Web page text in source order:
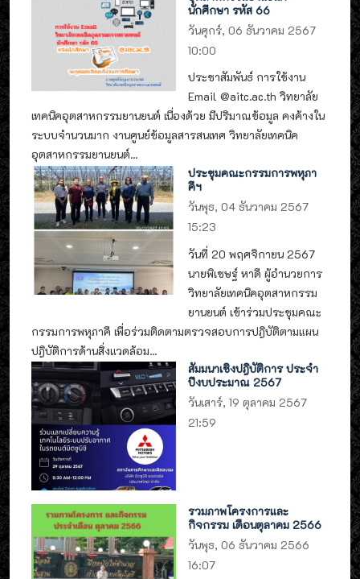
นักศึกษา รหัส 66
วันศุกร์, 06 ธันวาคม 2567
10:00
ประชาสัมพันธ์ การใช้งาน
Email @aitc.ac.th วิทยาลัย
เทคนิคอุตสาหกรรมยานยนต์ เนื่องด้วย มีปริมาณข้อมูล คงค้างใน
ระบบจำนวนมาก งานศูนย์ข้อมูลสารสนเทศ วิทยาลัยเทคนิค
อุตสาหกรรมยานยนต์...
ประชุมคณะกรรมการพหุภา
คีฯ
วันพุธ, 04 ธันวาคม 2567
15:23
วันที่ 20 พฤศจิกายน 2567
นายพิเชษฐ์ หาดี ผู้อำนวยการ
วิทยาลัยเทคนิคอุตสาหกรรม
ยานยนต์ เข้าร่วมประชุมคณะ
กรรมการพหุภาคี เพื่อร่วมติดตามตรวจสอบการปฎิบัติตามแผน
ปฎิบัติการด้านสิ่งแวดล้อม...
สัมมนาเชิงปฎิบัติการ ประจำ
ปีงบประมาณ 2567
วันเสาร์, 19 ตุลาคม 2567
21:59
รวมภาพโครงการและ
กิจกรรม เดือนตุลาคม 2566
วันพุธ, 06 ธันวาคม 2566
16:07